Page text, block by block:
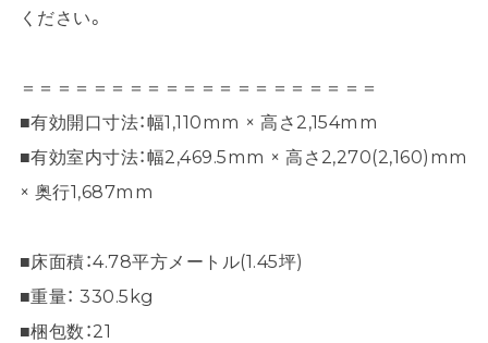
ください。
＝＝＝＝＝＝＝＝＝＝＝＝＝＝＝＝＝＝＝＝
■有効開口寸法：幅1,110mm × 高さ2,154mm
■有効室内寸法：幅2,469.5mm × 高さ2,270(2,160)mm
× 奥行1,687mm
■床面積：4.78平方メートル(1.45坪)
■重量： 330.5kg
■梱包数：21